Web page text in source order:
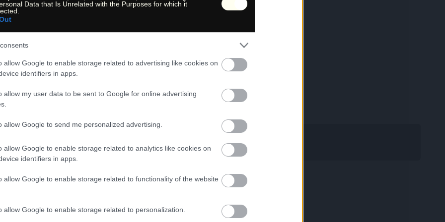
Data that Is Unrelated with the Purposes for which it
allow Google to enable storage related to advertising like cookies on
identifiers in apps.
allow my user data to be sent to Google for online advertising
allow Google to send me personalized advertising.
allow Google to enable storage related to analytics like cookies on
identifiers in apps.
allow Google to enable storage related to functionality of the website
allow Google to enable storage related to personalization.
nicht verfügbar | not available
USA Hiking State: Oregon [OR]
nicht verfügbar | not available
von Newport und westlich gleich neben Agathe Beach, Oregon.